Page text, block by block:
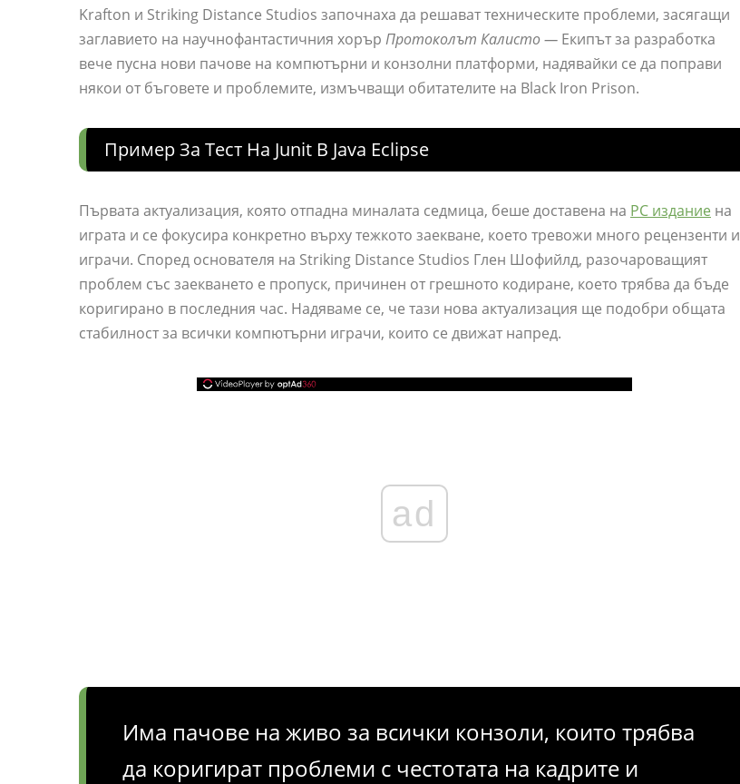
Krafton и Striking Distance Studios започнаха да решават техническите проблеми, засягащи
заглавието на научнофантастичния хорър Протоколът Калисто — Екипът за разработка
вече пусна нови пачове на компютърни и конзолни платформи, надявайки се да поправи
някои от бъговете и проблемите, измъчващи обитателите на Black Iron Prison.
Пример За Тест На Junit В Java Eclipse
Първата актуализация, която отпадна миналата седмица, беше доставена на PC издание на
играта и се фокусира конкретно върху тежкото заекване, което тревожи много рецензенти и
играчи. Според основателя на Striking Distance Studios Глен Шофийлд, разочароващият
проблем със заекването е пропуск, причинен от грешното кодиране, което трябва да бъде
коригирано в последния час. Надяваме се, че тази нова актуализация ще подобри общата
стабилност за всички компютърни играчи, които се движат напред.
ad
Има пачове на живо за всички конзоли, които трябва
да коригират проблеми с честотата на кадрите и